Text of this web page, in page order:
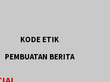
KODE ETIK
PEMBUATAN BERITA